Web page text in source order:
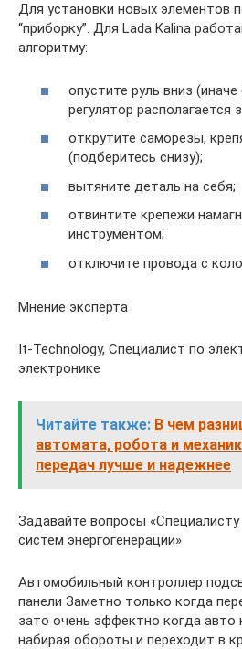
Для установки новых элементов
“приборку”. Для Lada Kalina
алгоритму:
опустите руль вниз
регулятор располагается
открутите саморезы,
(подберитесь снизу);
вытяните деталь на себя;
отвинтите крепежи
инструментом;
отключите провода с
Мнение эксперта
It-Technology, Cпециалист по
электронике
Читайте также: В чем
автомата, робота и
передач лучше и надежнее
Задавайте вопросы
систем энергогенерации»
Автомобильный контроллер
панели Заметно только когда
зато очень эффектно когда авто
набирая обороты и переходит в